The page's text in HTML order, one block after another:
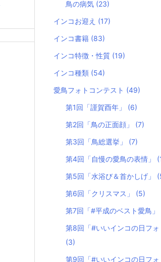
鳥の病気 (23)
インコお迎え (17)
インコ書籍 (83)
インコ特徴・性質 (19)
インコ種類 (54)
愛鳥フォトコンテスト (49)
第1回「謹賀酉年」 (6)
第2回「鳥の正面顔」 (7)
第3回「鳥総選挙」 (7)
第4回「自慢の愛鳥の表情」
第5回「水浴び＆首かしげ」
第6回「クリスマス」 (5)
第7回「#平成のベスト愛鳥」
第8回「#いいインコの日フォ
(3)
第9回「#いいインコの日フ